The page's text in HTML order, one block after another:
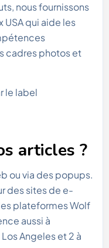
nous fournissons
USA qui aide les
cadres photos et
le label
articles ?
ou via des popups.
des sites de e-
plateformes Wolf
aussi à
Angeles et 2 à